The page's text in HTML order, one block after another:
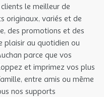
le meilleur de
originaux, variés et de
des promotions et des
plaisir au quotidien ou
parce que vos
et imprimez vos plus
entre amis ou même
nos supports